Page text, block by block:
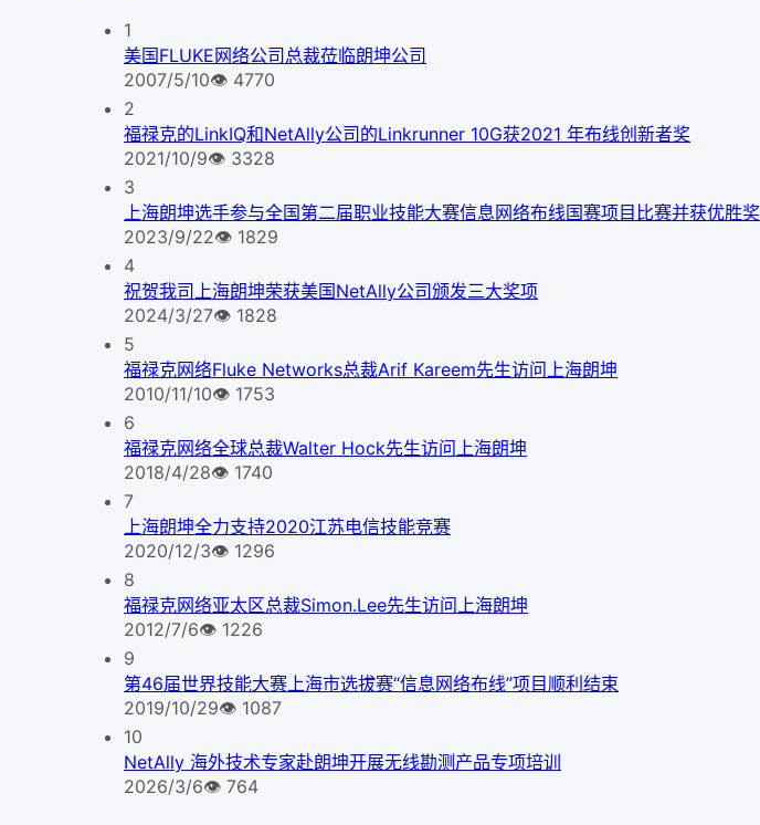
1
美国FLUKE网络公司总裁莅临朗坤公司
2007/5/10👁 4770
2
福禄克的LinkIQ和NetAlly公司的Linkrunner 10G获2021 年布线创新者奖
2021/10/9👁 3328
3
上海朗坤选手参与全国第二届职业技能大赛信息网络布线国赛项目比赛并获优胜奖
2023/9/22👁 1829
4
祝贺我司上海朗坤荣获美国NetAlly公司颁发三大奖项
2024/3/27👁 1828
5
福禄克网络Fluke Networks总裁Arif Kareem先生访问上海朗坤
2010/11/10👁 1753
6
福禄克网络全球总裁Walter Hock先生访问上海朗坤
2018/4/28👁 1740
7
上海朗坤全力支持2020江苏电信技能竞赛
2020/12/3👁 1296
8
福禄克网络亚太区总裁Simon.Lee先生访问上海朗坤
2012/7/6👁 1226
9
第46届世界技能大赛上海市选拔赛“信息网络布线”项目顺利结束
2019/10/29👁 1087
10
NetAlly 海外技术专家赴朗坤开展无线勘测产品专项培训
2026/3/6👁 764